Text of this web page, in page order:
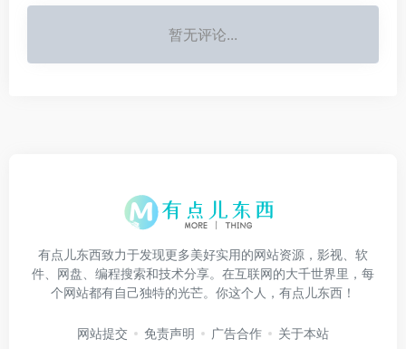
暂无评论...
有点儿东西致力于发现更多美好实用的网站资源，影视、软
件、网盘、编程搜索和技术分享。在互联网的大千世界里，每
个网站都有自己独特的光芒。你这个人，有点儿东西！
网站提交 免责声明 广告合作 关于本站